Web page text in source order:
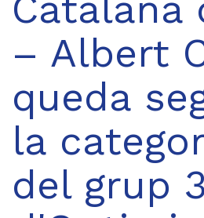
– Albert
queda
la
del grup 3